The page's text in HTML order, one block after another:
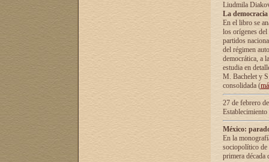
Liudmila
La
En el libro se
los orígenes
partidos
del régimen
democrática, а
estudia en
М. Bachelet у
consolidada (
27 de febrero
México:
En la
sociopolítico de
primera década